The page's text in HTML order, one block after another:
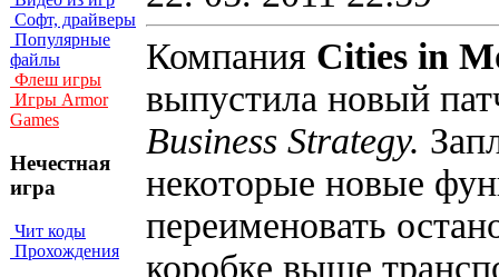
Софт, драйверы
Популярные
файлы
Флеш игры
Игры Armor
Games
Нечестная
игра
Чит коды
Прохождения
Компания Cities in
выпустила новый
Business Strategy.
некоторые новые
переименовать
коробке выше